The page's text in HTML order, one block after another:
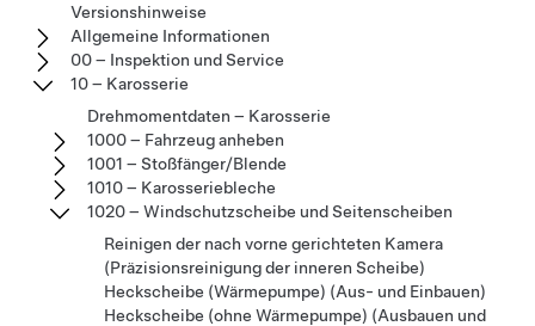
Versionshinweise
Allgemeine Informationen
00 – Inspektion und Service
10 – Karosserie
Drehmomentdaten – Karosserie
1000 – Fahrzeug anheben
1001 – Stoßfänger/Blende
1010 – Karosseriebleche
1020 – Windschutzscheibe und Seitenscheiben
Reinigen der nach vorne gerichteten Kamera
(Präzisionsreinigung der inneren Scheibe)
Heckscheibe (Wärmepumpe) (Aus- und Einbauen)
Heckscheibe (ohne Wärmepumpe) (Ausbauen und